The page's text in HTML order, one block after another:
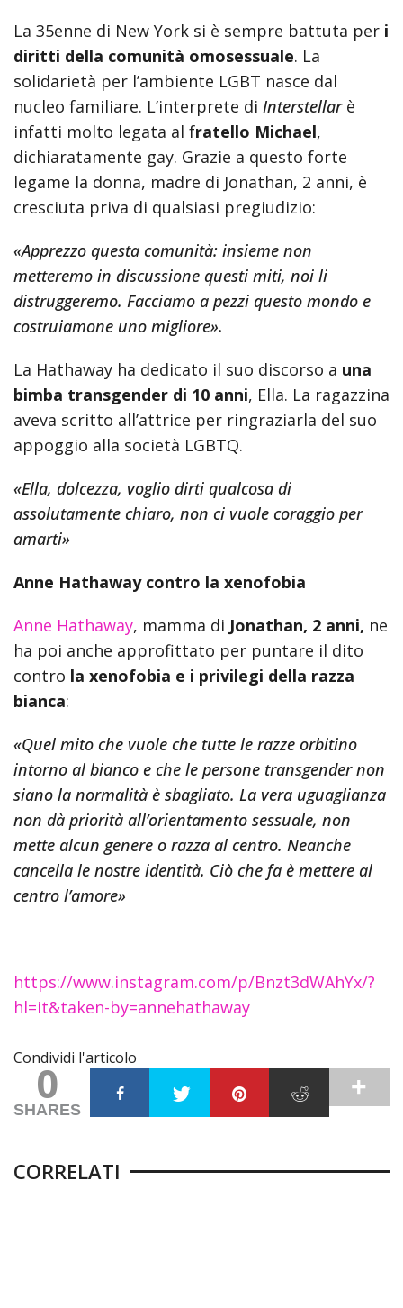
La 35enne di New York si è sempre battuta per i
diritti della comunità omosessuale. La
solidarietà per l’ambiente LGBT nasce dal
nucleo familiare. L’interprete di Interstellarè
infatti molto legata al fratello Michael,
dichiaratamente gay. Grazie a questo forte
legame la donna, madre di Jonathan, 2 anni, è
cresciuta priva di qualsiasi pregiudizio:
«Apprezzo questa comunità: insieme non
metteremo in discussione questi miti, noi li
distruggeremo. Facciamo a pezzi questo mondo e
costruiamone uno migliore».
La Hathaway ha dedicato il suo discorso a una
bimba transgender di 10 anni, Ella. La ragazzina
aveva scritto all’attrice per ringraziarla del suo
appoggio alla società LGBTQ.
«Ella, dolcezza, voglio dirti qualcosa di
assolutamente chiaro, non ci vuole coraggio per
amarti»
Anne Hathaway contro la xenofobia
Anne Hathaway, mamma di Jonathan, 2 anni, ne
ha poi anche approfittato per puntare il dito
contro la xenofobia e i privilegi della razza
bianca:
«Quel mito che vuole che tutte le razze orbitino
intorno al bianco e che le persone transgender non
siano la normalità è sbagliato. La vera uguaglianza
non dà priorità all’orientamento sessuale, non
mette alcun genere o razza al centro. Neanche
cancella le nostre identità. Ciò che fa è mettere al
centro l’amore»
https://www.instagram.com/p/Bnzt3dWAhYx/?
hl=it&taken-by=annehathaway
Condividi l'articolo
0
SHARES
CORRELATI